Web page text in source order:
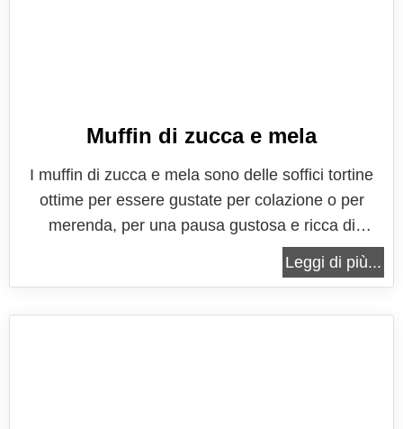
Muffin di zucca e mela
I muffin di zucca e mela sono delle soffici tortine
ottime per essere gustate per colazione o per
merenda, per una pausa gustosa e ricca di
benessere. La sofficità di questi muffin vi lascerà
senza parola, la semplicità di esecuzione, dovuta
Leggi di più...